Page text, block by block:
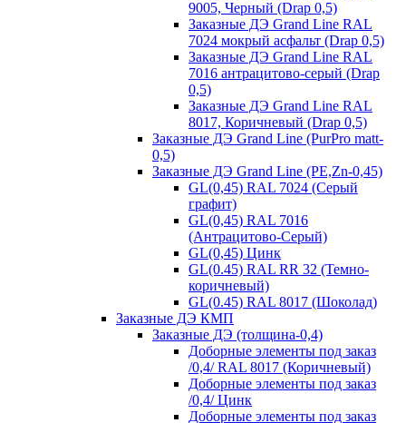
9005, Черный (Drap 0,5)
Заказные ДЭ Grand Line RAL
7024 мокрый асфальт (Drap 0,5)
Заказные ДЭ Grand Line RAL
7016 антрацитово-серый (Drap
0,5)
Заказные ДЭ Grand Line RAL
8017, Коричневый (Drap 0,5)
Заказные ДЭ Grand Line (PurPro matt-
0,5)
Заказные ДЭ Grand Line (PE,Zn-0,45)
GL(0,45) RAL 7024 (Серый
графит)
GL(0,45) RAL 7016
(Антрацитово-Серый)
GL(0,45) Цинк
GL(0.45) RAL RR 32 (Темно-
коричневый)
GL(0.45) RAL 8017 (Шоколад)
Заказные ДЭ КМП
Заказные ДЭ (толщина-0,4)
Доборные элементы под заказ
/0,4/ RAL 8017 (Коричневый)
Доборные элементы под заказ
/0,4/ Цинк
Доборные элементы под заказ